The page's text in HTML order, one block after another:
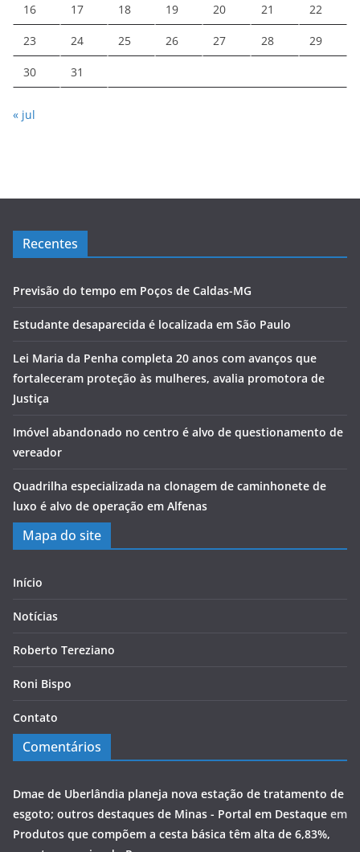
16 17 18 19 20 21 22
23 24 25 26 27 28 29
30 31
« jul
Recentes
Previsão do tempo em Poços de Caldas-MG
Estudante desaparecida é localizada em São Paulo
Lei Maria da Penha completa 20 anos com avanços que
fortaleceram proteção às mulheres, avalia promotora de
Justiça
Imóvel abandonado no centro é alvo de questionamento de
vereador
Quadrilha especializada na clonagem de caminhonete de
luxo é alvo de operação em Alfenas
Mapa do site
Início
Notícias
Roberto Tereziano
Roni Bispo
Contato
Comentários
Dmae de Uberlândia planeja nova estação de tratamento de
esgoto; outros destaques de Minas - Portal em Destaque em
Produtos que compõem a cesta básica têm alta de 6,83%,